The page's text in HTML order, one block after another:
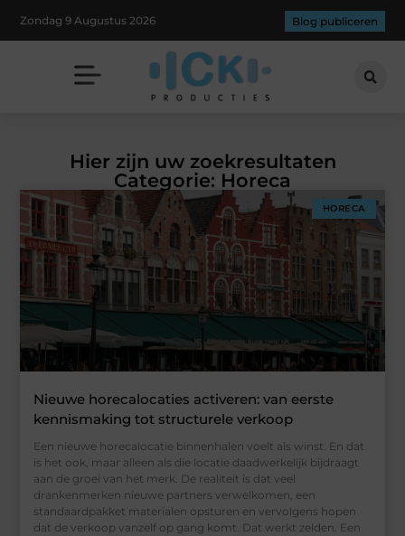
Zondag 9 Augustus 2026 Blog publiceren
Hier zijn uw zoekresultaten
Categorie: Horeca
HORECA
Nieuwe horecalocaties activeren: van eerste
kennismaking tot structurele verkoop
Een nieuwe horecalocatie binnenhalen voelt als winst. En dat
is het ook, maar alleen als die locatie daadwerkelijk bijdraagt
aan de groei van het merk. De realiteit is dat veel
drankenmerken nieuwe partners verwelkomen, een
standaardpakket materialen opsturen en vervolgens hopen
dat de verkoop vanzelf op gang komt. Dat werkt zelden. Een